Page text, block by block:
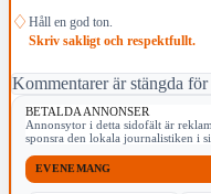
♢ Håll en god ton.
Skriv sakligt och respektfullt.
Kommentarer är stängda
BETALDA ANNONSER
Annonsytor i detta sidofält är
sponsra den lokala journalistiken i
EVENEMANG